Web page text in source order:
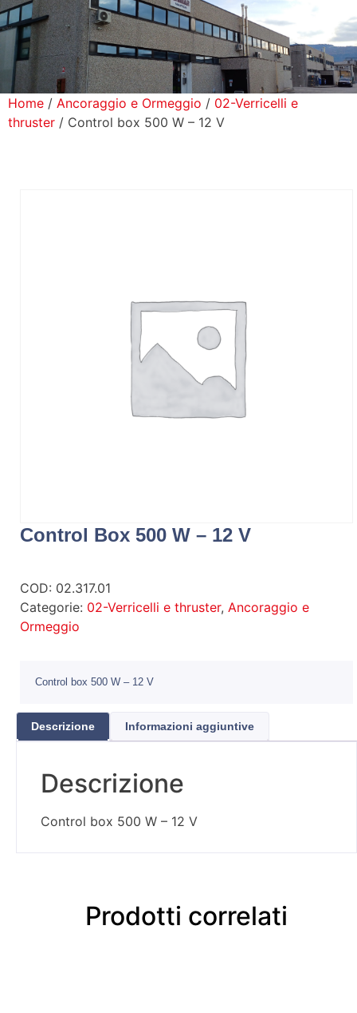
Prodotti
Home / Ancoraggio e Ormeggio / 02-Verricelli e
thruster / Control box 500 W – 12 V
Control Box 500 W – 12 V
COD: 02.317.01
Categorie: 02-Verricelli e thruster, Ancoraggio e
Ormeggio
Control box 500 W – 12 V
Descrizione Informazioni aggiuntive
Descrizione
Control box 500 W – 12 V
Prodotti correlati